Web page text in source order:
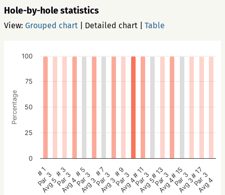
Hole-by-hole statistics
View: Grouped chart Detailed chart Table
Percentage
# 1
Par 3
Avg 5
# 3
Par 3
Avg 4
# 5
Par 3
Avg 3
# 7
Par 3
Avg 3
# 9
Par 3
Avg 4
# 11
Par 3
Avg 5
# 13
Par 3
Avg 4
# 15
Par 3
Avg 3
# 17
Par 3
Avg 4
0
25
50
75
100